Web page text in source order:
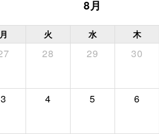
8月
月 火 水 木
28 29 30
3 4 5 6